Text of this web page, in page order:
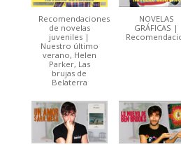
Recomendaciones
de novelas
juveniles |
Nuestro último
verano, Helen
Parker, Las
brujas de
Belaterra
NOVELAS
GRÁFICAS |